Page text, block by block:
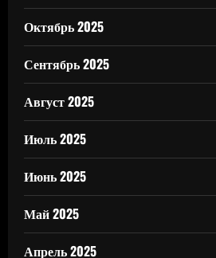
Октябрь 2025
Сентябрь 2025
Август 2025
Июль 2025
Июнь 2025
Май 2025
Апрель 2025